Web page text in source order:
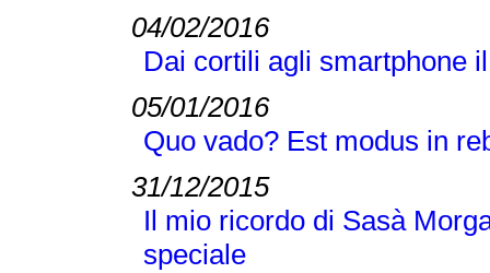
04/02/2016
Dai cortili agli smartphone
05/01/2016
Quo vado? Est modus in
31/12/2015
Il mio ricordo di Sasà
speciale